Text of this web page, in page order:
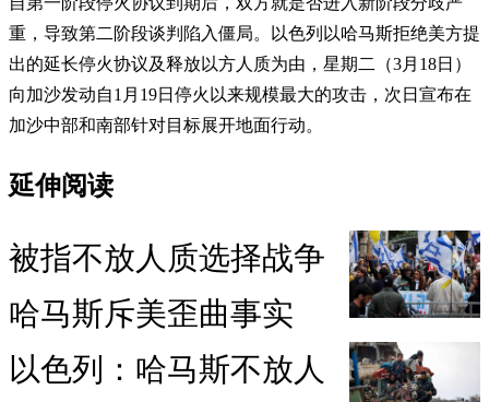
重，导致第二阶段谈判陷入僵局。以色列以哈马斯拒绝美方提
出的延长停火协议及释放以方人质为由，星期二（3月18日）
向加沙发动自1月19日停火以来规模最大的攻击，次日宣布在
加沙中部和南部针对目标展开地面行动。
延伸阅读
被指不放人质选择战争
哈马斯斥美歪曲事实
以色列：哈马斯不放人